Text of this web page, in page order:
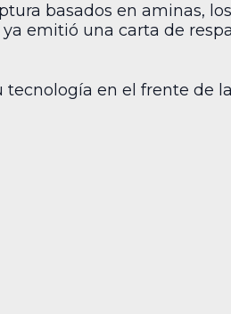
basados en aminas,
ya emitió una carta de
en el frente de